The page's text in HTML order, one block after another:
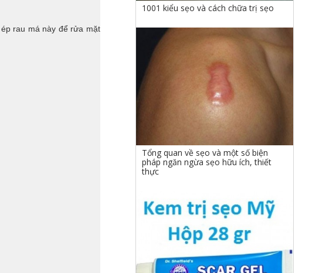
rau má này để rửa mặt
1001 kiểu sẹo và cách chữa trị sẹo
Tổng quan về sẹo và một số biện
pháp ngăn ngừa sẹo hữu ích, thiết
thực